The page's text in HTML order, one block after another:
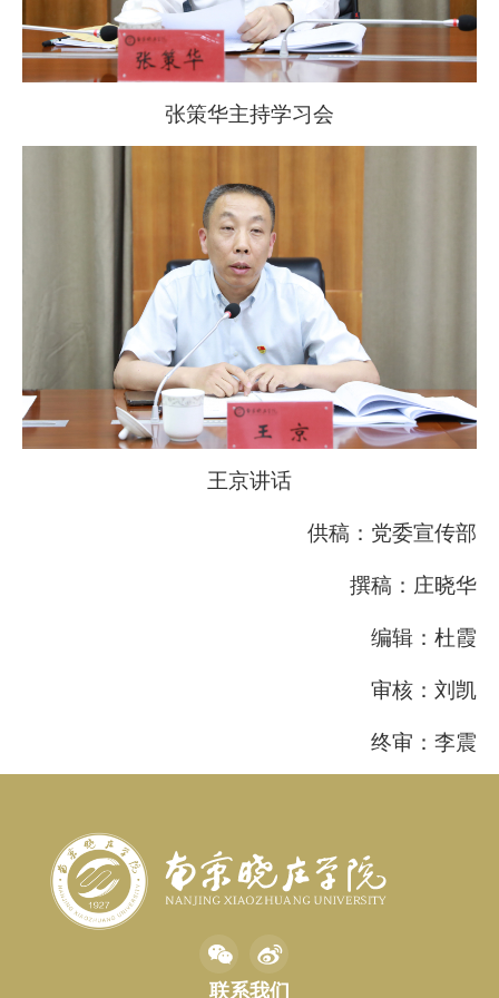
张策华主持学习会
王京讲话
供稿：党委宣传部
撰稿：庄晓华
编辑：杜霞
审核：刘凯
终审：李震
联系我们